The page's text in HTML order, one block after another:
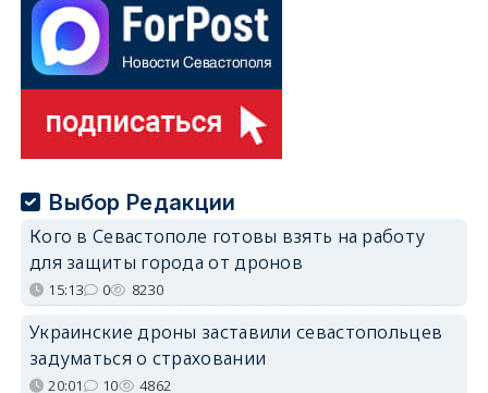
Выбор Редакции
Кого в Севастополе готовы взять на работу
для защиты города от дронов
15:13 0 8230
Украинские дроны заставили севастопольцев
задуматься о страховании
20:01 10 4862